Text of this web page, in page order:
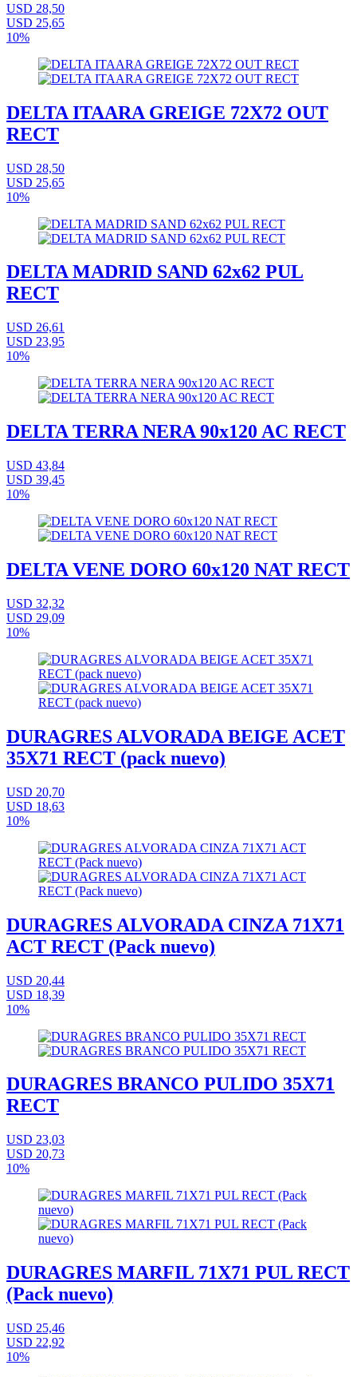
USD 28,50
USD 25,65
10%
DELTA ITAARA GREIGE 72X72 OUT
RECT
USD 28,50
USD 25,65
10%
DELTA MADRID SAND 62x62 PUL
RECT
USD 26,61
USD 23,95
10%
DELTA TERRA NERA 90x120 AC RECT
USD 43,84
USD 39,45
10%
DELTA VENE DORO 60x120 NAT RECT
USD 32,32
USD 29,09
10%
DURAGRES ALVORADA BEIGE ACET
35X71 RECT (pack nuevo)
USD 20,70
USD 18,63
10%
DURAGRES ALVORADA CINZA 71X71
ACT RECT (Pack nuevo)
USD 20,44
USD 18,39
10%
DURAGRES BRANCO PULIDO 35X71
RECT
USD 23,03
USD 20,73
10%
DURAGRES MARFIL 71X71 PUL RECT
(Pack nuevo)
USD 25,46
USD 22,92
10%